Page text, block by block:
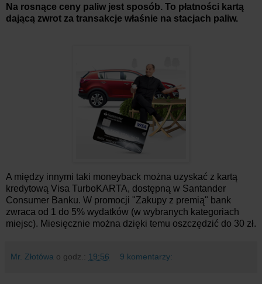
Na rosnące ceny paliw jest sposób. To płatności kartą
dającą zwrot za transakcje właśnie na stacjach paliw.
A między innymi taki moneyback można uzyskać z kartą
kredytową Visa TurboKARTA, dostępną w Santander
Consumer Banku. W promocji "Zakupy z premią" bank
zwraca od 1 do 5% wydatków (w wybranych kategoriach
miejsc). Miesięcznie można dzięki temu oszczędzić do 30 zł.
Mr. Złotówa o godz.: 19:56 9 komentarzy: